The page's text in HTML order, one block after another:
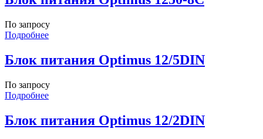
По запросу
Подробнее
Блок питания Optimus 12/5DIN
По запросу
Подробнее
Блок питания Optimus 12/2DIN